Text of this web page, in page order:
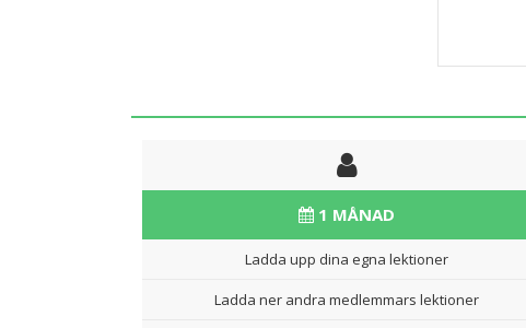
1 MÅNAD
Ladda upp dina egna lektioner
Ladda ner andra medlemmars lektioner